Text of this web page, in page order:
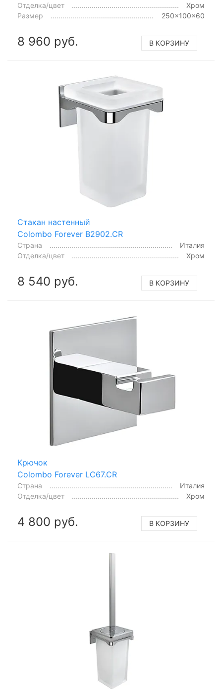
Отделка/цвет
Хром
Размер
250x100x60
8 960 руб. В КОРЗИНУ
Стакан настенный
Colombo Forever B2902.CR
Страна
Италия
Отделка/цвет
Хром
8 540 руб. В КОРЗИНУ
Крючок
Colombo Forever LC67.CR
Страна
Италия
Отделка/цвет
Хром
4 800 руб. В КОРЗИНУ